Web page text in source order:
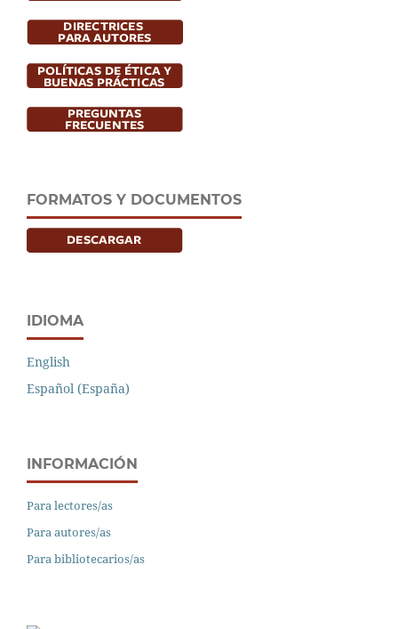
FORMATOS Y DOCUMENTOS
IDIOMA
English
Español (España)
INFORMACIÓN
Para lectores/as
Para autores/as
Para bibliotecarios/as